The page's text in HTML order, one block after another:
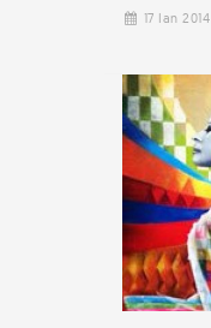
17 Ian 2014